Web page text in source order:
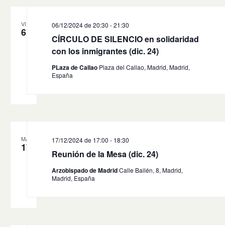
VIE
6
CÍRCULO DE SILENCIO en solidaridad
con los inmigrantes (dic. 24)
06/12/2024 de 20:30 -21:30
PLaza de Callao Plaza del Callao, Madrid, Madrid,
España
MAR
17
Reunión de la Mesa (dic. 24)
17/12/2024 de 17:00 - 18:30
Arzobispado de MadridCalle Bailén, 8, Madrid,
Madrid, España